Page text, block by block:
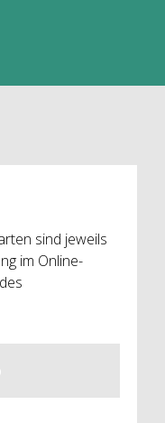
sind jeweils
im Online-